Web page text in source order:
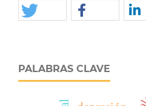
PALABRAS CLAVE